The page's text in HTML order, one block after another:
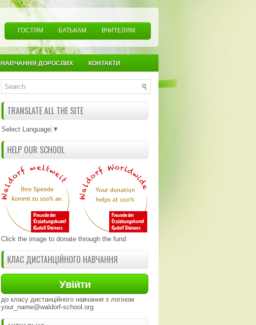
ГОСТЯМ БАТЬКАМ ВЧИТЕЛЯМ
НАВЧАННЯ ДОРОСЛИХ КОНТАКТИ
TRANSLATE ALL THE SITE
Select Language ▼
HELP OUR SCHOOL
Click the image to donate through the fund
КЛАС ДИСТАНЦІЙНОГО НАВЧАННЯ
до класу дистанційного навчання з логіном
your_name@waldorf-school.org